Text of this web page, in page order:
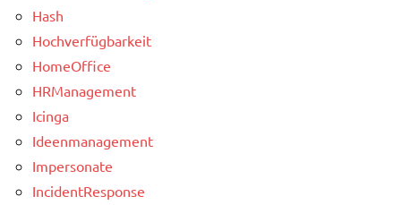
Hash
Hochverfügbarkeit
HomeOffice
HRManagement
Icinga
Ideenmanagement
Impersonate
IncidentResponse